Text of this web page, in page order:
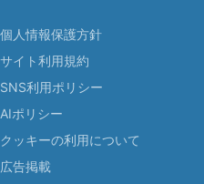
個人情報保護方針
サイト利用規約
SNS利用ポリシー
AIポリシー
クッキーの利用について
広告掲載